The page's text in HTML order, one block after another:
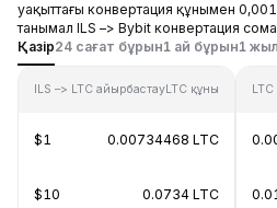
уақыттағы конвертация құнымен
танымал ILS –> Bybit конвертация
Қазір24 сағат бұрын1 ай бұрын1
ILS –> LTC айырбастауLTC құны
$1 0.00734468 LTC
$10 0.0734 LTC